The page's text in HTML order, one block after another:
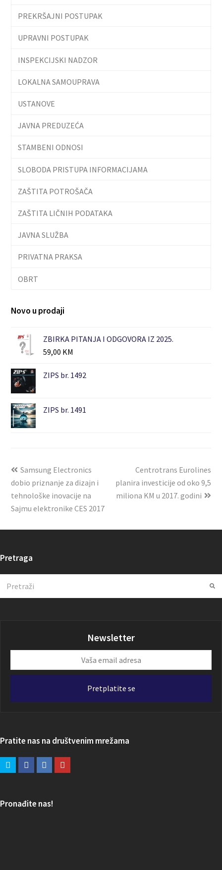
PREKRŠAJNI POSTUPAK
UPRAVNI POSTUPAK
INSPEKCIJSKI NADZOR
LOKALNA SAMOUPRAVA
USTANOVE
JAVNA PREDUZEĆA
STAMBENI ODNOSI
SLOBODA PRISTUPA INFORMACIJAMA
ZAŠTITA POTROŠAČA
ZAŠTITA LIČNIH PODATAKA
JAVNA SLUŽBA
PRIVATNA PRAKSA
OBRT
Novo u prodaji
ZBIRKA PITANJA I ODGOVORA IZ 2025.
59,00 KM
ZIPS br. 1492
ZIPS br. 1491
Samsung Electronics
dobio priznanje za dizajn i
tehnološke inovacije na
Sajmu elektronike CES 2017
Centrotrans Eurolines
planira investicije od oko 9,5
miliona KM u 2017. godini
Pretraga
Newsletter
email
Pretplatite se
Pratite nas na društvenim mrežama
Pronađite nas!